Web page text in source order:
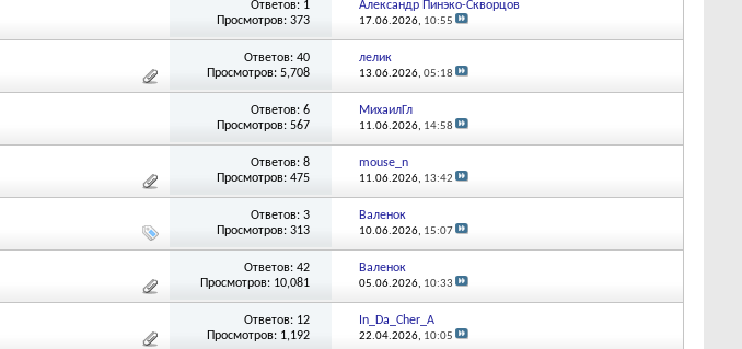
Ответов: 1
Просмотров: 373
Александр Пинэко-Скворцов
17.06.2026, 10:55
Ответов: 40
Просмотров: 5,708
лелик
13.06.2026, 05:18
Ответов: 6
Просмотров: 567
МихаилГл
11.06.2026, 14:58
Ответов: 8
Просмотров: 475
mouse_n
11.06.2026, 13:42
Ответов: 3
Просмотров: 313
Валенок
10.06.2026, 15:07
Ответов: 42
Просмотров: 10,081
Валенок
05.06.2026, 10:33
Ответов: 12
Просмотров: 1,192
In_Da_Cher_A
22.04.2026, 10:05